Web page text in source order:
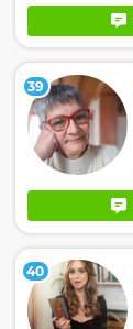
39
40